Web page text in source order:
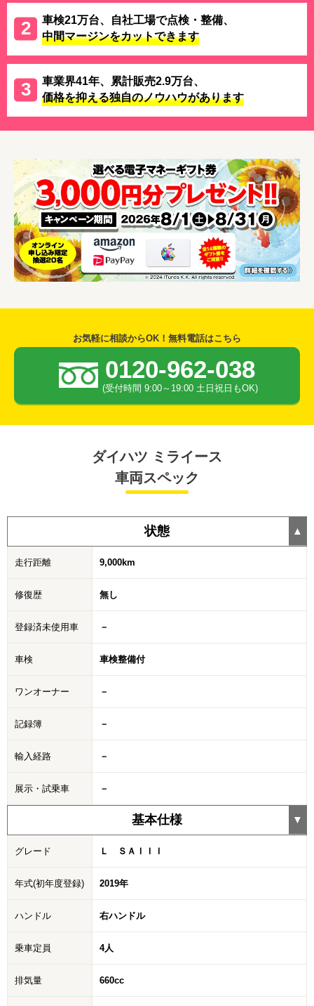
車検21万台、自社工場で点検・整備、
中間マージンをカットできます
車業界41年、累計販売2.9万台、
価格を抑える独自のノウハウがあります
お気軽に相談からOK！無料電話はこちら
0120-962-038
(受付時間 9:00～19:00 土日祝日もOK)
ダイハツ ミライース
車両スペック
状態
走行距離 9,000km
修復歴 無し
登録済未使用車 －
車検 車検整備付
ワンオーナー －
記録簿 －
輸入経路 －
展示・試乗車 －
基本仕様
グレード Ｌ ＳＡＩＩＩ
年式(初年度登録) 2019年
ハンドル 右ハンドル
乗車定員 4人
排気量 660cc